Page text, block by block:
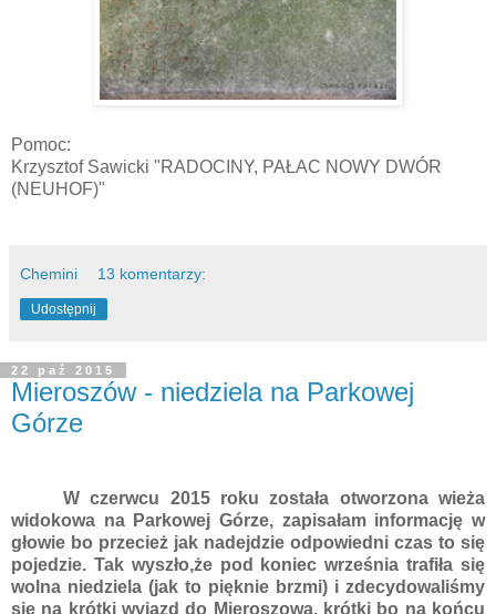
Pomoc:
Krzysztof Sawicki "RADOCINY, PAŁAC NOWY DWÓR
(NEUHOF)"
Chemini 13 komentarzy:
Udostępnij
22 paź 2015
Mieroszów - niedziela na Parkowej
Górze
W czerwcu 2015 roku została otworzona wieża
widokowa na Parkowej Górze, zapisałam informację w
głowie bo przecież jak nadejdzie odpowiedni czas to się
pojedzie. Tak wyszło,że pod koniec września trafiła się
wolna niedziela (jak to pięknie brzmi) i zdecydowaliśmy
się na krótki wyjazd do Mieroszowa, krótki bo na końcu